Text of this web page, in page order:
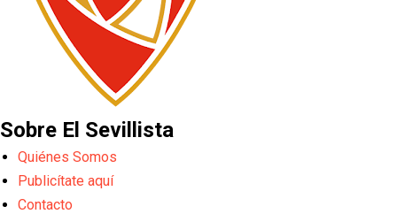
Sobre El Sevillista
Quiénes Somos
Publicítate aquí
Contacto